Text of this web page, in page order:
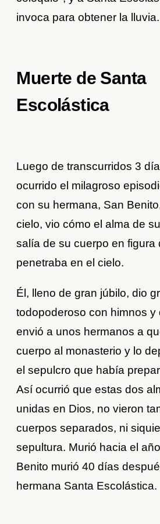
invoca para obtener la lluvia.
Muerte de Santa
Escolástica
Luego de transcurridos 3
ocurrido el milagroso
con su hermana, San
cielo, vio cómo el alma de
salía de su cuerpo en figura
penetraba en el cielo.
Él, lleno de gran júbilo, dio
todopoderoso con himnos y
envió a unos hermanos a
cuerpo al monasterio y lo
el sepulcro que había
Así ocurrió que estas dos
unidas en Dios, no vieron
cuerpos separados, ni
sepultura. Murió hacia el
Benito murió 40 días
hermana Santa Escolástica.